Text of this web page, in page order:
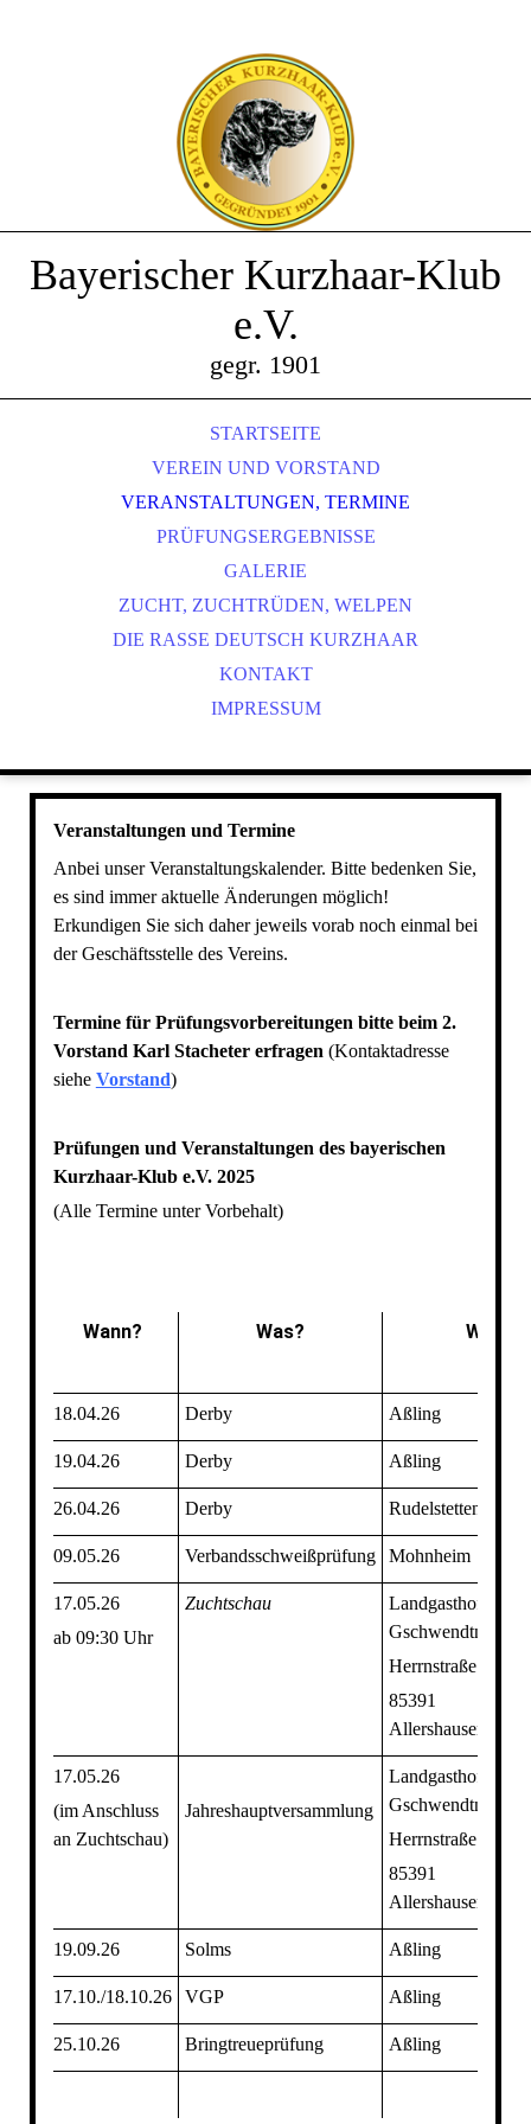
Bayerischer Kurzhaar-Klub
e.V.
gegr. 1901
STARTSEITE
VEREIN UND VORSTAND
VERANSTALTUNGEN, TERMINE
PRÜFUNGSERGEBNISSE
GALERIE
ZUCHT, ZUCHTRÜDEN, WELPEN
DIE RASSE DEUTSCH KURZHAAR
KONTAKT
IMPRESSUM
Veranstaltungen und Termine
Anbei unser Veranstaltungskalender. Bitte bedenken Sie,
es sind immer aktuelle Änderungen möglich!
Erkundigen Sie sich daher jeweils vorab noch einmal bei
der Geschäftsstelle des Vereins.
Termine für Prüfungsvorbereitungen bitte beim 2.
Vorstand Karl Stacheter erfragen (Kontaktadresse
siehe Vorstand)
Prüfungen und Veranstaltungen des bayerischen
Kurzhaar-Klub e.V. 2025
(Alle Termine unter Vorbehalt)
Wann? Was? Wo?
18.04.26 Derby Aßling
19.04.26 Derby Aßling
26.04.26 Derby Rudelstetten
09.05.26 Verbandsschweißprüfung Mohnheim
17.05.26
ab 09:30 Uhr
Zuchtschau
Landgasthof
Gschwendtner,
Herrnstraße 2,
85391
Allershausen/
17.05.26
(im Anschluss
an Zuchtschau)
Jahreshauptversammlung
Landgasthof
Gschwendtner,
Herrnstraße 2,
85391
Allershausen/
19.09.26 Solms Aßling
17.10./18.10.26 VGP Aßling
25.10.26 Bringtreueprüfung Aßling